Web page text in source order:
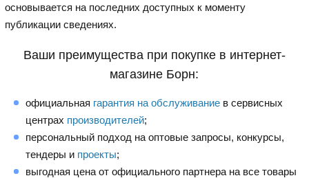
основывается на последних доступных к моменту
публикации сведениях.
Ваши преимущества при покупке в интернет-
магазине Борн:
официальная гарантия на обслуживание в сервисных
центрах производителей;
персональный подход на оптовые запросы, конкурсы,
тендеры и проекты;
выгодная цена от официального партнера на все товары